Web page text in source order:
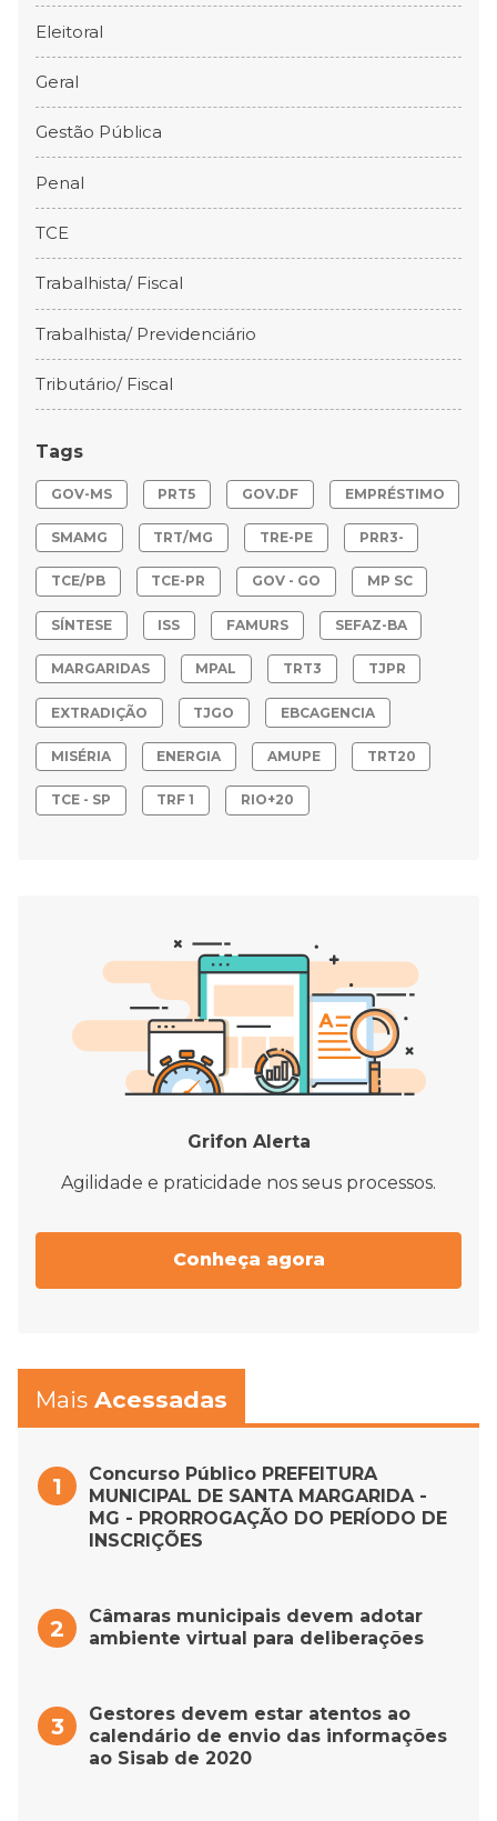
Eleitoral
Geral
Gestão Pública
Penal
TCE
Trabalhista/ Fiscal
Trabalhista/ Previdenciário
Tributário/ Fiscal
Tags
GOV-MS PRT5 GOV.DF EMPRÉSTIMO
SMAMG TRT/MG TRE-PE PRR3-
TCE/PB TCE-PR GOV - GO MP SC
SÍNTESE ISS FAMURS SEFAZ-BA
MARGARIDAS MPAL TRT3 TJPR
EXTRADIÇÃO TJGO EBCAGENCIA
MISÉRIA ENERGIA AMUPE TRT20
TCE - SP TRF 1 RIO+20
Grifon Alerta
Agilidade e praticidade nos seus processos.
Conheça agora
Mais Acessadas
Concurso Público PREFEITURA
MUNICIPAL DE SANTA MARGARIDA -
MG - PRORROGAÇÃO DO PERÍODO DE
INSCRIÇÕES
Câmaras municipais devem adotar
ambiente virtual para deliberações
Gestores devem estar atentos ao
calendário de envio das informações
ao Sisab de 2020